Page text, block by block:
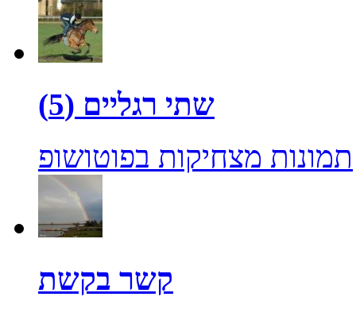
שתי רגליים (5)
תמונות מצחיקות בפוטושופ
קשר בקשת